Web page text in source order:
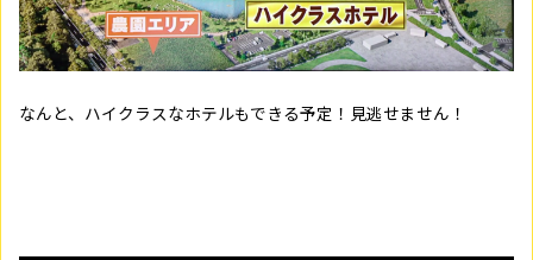
なんと、ハイクラスなホテルもできる予定！見逃せません！